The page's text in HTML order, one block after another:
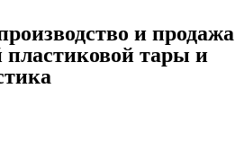
и продажа
тары и